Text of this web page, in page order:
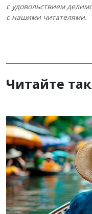
с удовольствием
с нашими читателями.
Читайте